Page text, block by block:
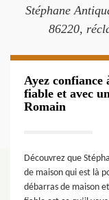
Stéphane
86220,
Ayez confiance
fiable et avec
Romain
Découvrez que
de maison qui est là
débarras de maison